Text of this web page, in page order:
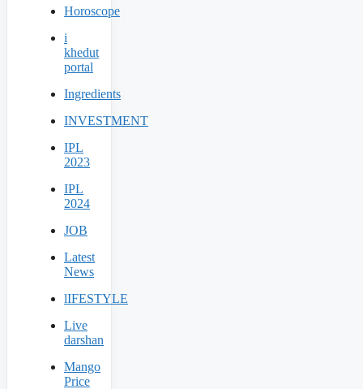
Horoscope
i
khedut
portal
Ingredients
INVESTMENT
IPL
2023
IPL
2024
JOB
Latest
News
lIFESTYLE
Live
darshan
Mango
Price